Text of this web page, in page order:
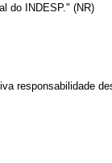
do INDESP." (NR)
responsabilidade